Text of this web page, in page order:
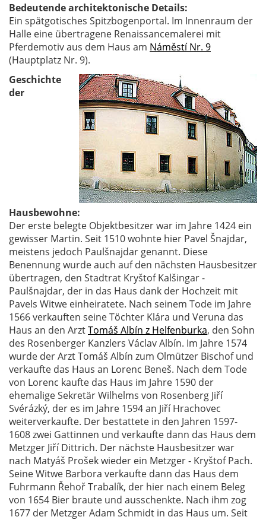
Bedeutende architektonische Details:
Ein spätgotisches Spitzbogenportal. Im Innenraum der
Halle eine übertragene Renaissancemalerei mit
Pferdemotiv aus dem Haus am Náměstí Nr. 9
(Hauptplatz Nr. 9).
Geschichte
der
Hausbewohne:
Der erste belegte Objektbesitzer war im Jahre 1424 ein
gewisser Martin. Seit 1510 wohnte hier Pavel Šnajdar,
meistens jedoch Paulšnajdar genannt. Diese
Benennung wurde auch auf den nächsten Hausbesitzer
übertragen, den Stadtrat Kryštof Kalšingar -
Paulšnajdar, der in das Haus dank der Hochzeit mit
Pavels Witwe einheiratete. Nach seinem Tode im Jahre
1566 verkauften seine Töchter Klára und Veruna das
Haus an den ArztTomáš Albín z Helfenburka, den Sohn
des Rosenberger Kanzlers Václav Albín. Im Jahre 1574
wurde der Arzt Tomáš Albín zum Olmützer Bischof und
verkaufte das Haus an Lorenc Beneš. Nach dem Tode
von Lorenc kaufte das Haus im Jahre 1590 der
ehemalige Sekretär Wilhelms von Rosenberg Jiří
Svérázký, der es im Jahre 1594 an Jiří Hrachovec
weiterverkaufte. Der bestattete in den Jahren 1597-
1608 zwei Gattinnen und verkaufte dann das Haus dem
Metzger Jiří Dittrich. Der nächste Hausbesitzer war
nach Matyáš Prošek wieder ein Metzger - Kryštof Pach.
Seine Witwe Barbora verkaufte dann das Haus dem
Fuhrmann Řehoř Trabalík, der hier nach einem Beleg
von 1654 Bier braute und ausschenkte. Nach ihm zog
1677 der Metzger Adam Schmidt in das Haus um. Seit